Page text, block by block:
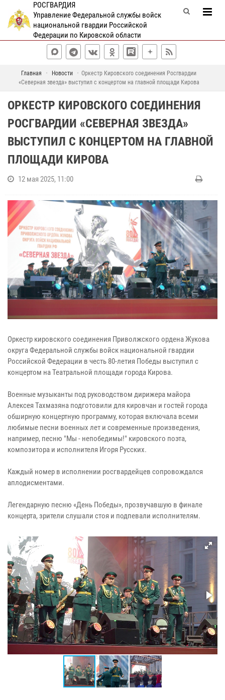
РОСГВАРДИЯ
Управление Федеральной службы войск
национальной гвардии Российской
Федерации по Кировской области
Главная Новости
Оркестр Кировского соединения Росгвардии
«Северная звезда» выступил с концертом на главной площади Кирова
ОРКЕСТР КИРОВСКОГО СОЕДИНЕНИЯ
РОСГВАРДИИ «СЕВЕРНАЯ ЗВЕЗДА»
ВЫСТУПИЛ С КОНЦЕРТОМ НА ГЛАВНОЙ
ПЛОЩАДИ КИРОВА
12 мая 2025, 11:00
Оркестр кировского соединения Приволжского ордена Жукова
округа Федеральной службы войск национальной гвардии
Российской Федерации в честь 80-летия Победы выступил с
концертом на Театральной площади города Кирова.
Военные музыканты под руководством дирижера майора
Алексея Тахмазяна подготовили для кировчан и гостей города
обширную концертную программу, которая включала всеми
любимые песни военных лет и современные произведения,
например, песню "Мы - непобедимы!" кировского поэта,
композитора и исполнителя Игоря Русских.
Каждый номер в исполнении росгвардейцев сопровождался
аплодисментами.
Легендарную песню «День Победы», прозвучавшую в финале
концерта, зрители слушали стоя и подпевали исполнителям.